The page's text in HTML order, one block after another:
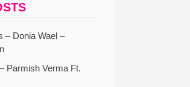
– Donia Wael –
Parmish Verma Ft.